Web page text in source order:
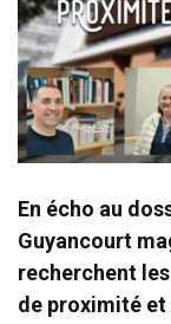
En écho au
Guyancourt
recherchent
de proximité et